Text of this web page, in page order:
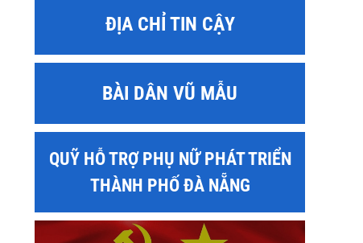
ĐỊA CHỈ TIN CẬY
BÀI DÂN VŨ MẪU
QUỸ HỖ TRỢ PHỤ NỮ PHÁT TRIỂN
THÀNH PHỐ ĐÀ NẴNG